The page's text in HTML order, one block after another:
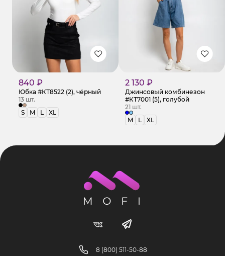
840 ₽
Юбка #КТ8522 (2), чёрный
13 шт.
S
M L XL
2 130 ₽
Джинсовый комбинезон
#КТ7001 (5), голубой
21 шт.
M
L XL
8 (800) 511-50-88